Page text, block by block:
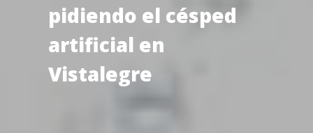
pidiendo el césped
artificial en
Vistalegre